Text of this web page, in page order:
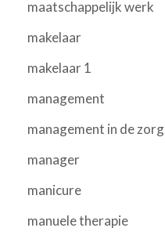
maatschappelijk werk
makelaar
makelaar 1
management
management in de zorg
manager
manicure
manuele therapie